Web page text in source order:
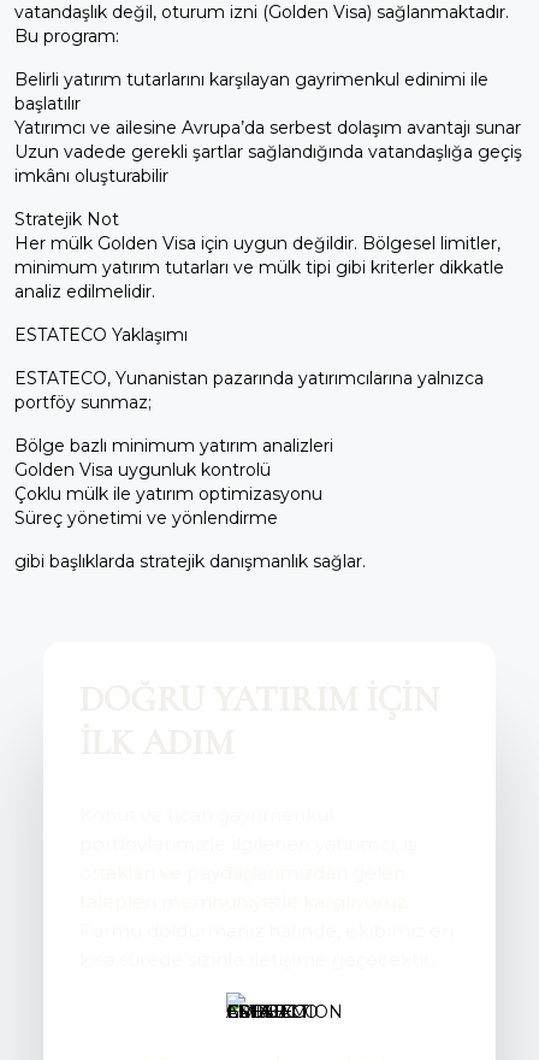
vatandaşlık değil, oturum izni (Golden Visa) sağlanmaktadır.
Bu program:
Belirli yatırım tutarlarını karşılayan gayrimenkul edinimi ile
başlatılır
Yatırımcı ve ailesine Avrupa’da serbest dolaşım avantajı sunar
Uzun vadede gerekli şartlar sağlandığında vatandaşlığa geçiş
imkânı oluşturabilir
Stratejik Not
Her mülk Golden Visa için uygun değildir. Bölgesel limitler,
minimum yatırım tutarları ve mülk tipi gibi kriterler dikkatle
analiz edilmelidir.
ESTATECO Yaklaşımı
ESTATECO, Yunanistan pazarında yatırımcılarına yalnızca
portföy sunmaz;
Bölge bazlı minimum yatırım analizleri
Golden Visa uygunluk kontrolü
Çoklu mülk ile yatırım optimizasyonu
Süreç yönetimi ve yönlendirme
gibi başlıklarda stratejik danışmanlık sağlar.